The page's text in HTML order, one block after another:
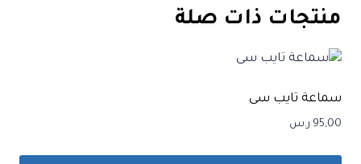
منتجات ذات صلة
سماعة تايب سى
95,00 ر.س